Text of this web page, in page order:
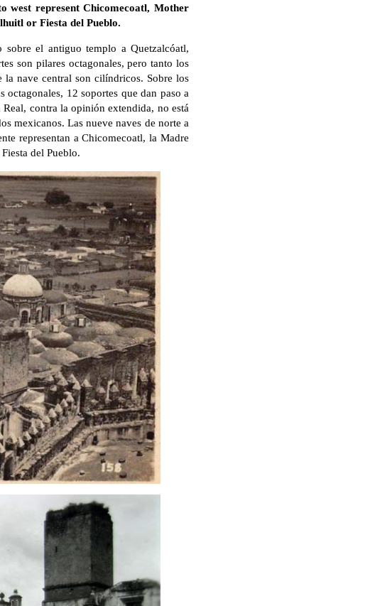
west represent Chicomecoatl, Mother
or Fiesta del Pueblo.
el antiguo templo a Quetzalcóatl,
son pilares octagonales, pero tanto los
la nave central son cilíndricos. Sobre los
12 soportes que dan paso a
contra la opinión extendida, no está
mexicanos. Las nueve naves de norte a
representan a Chicomecoatl, la Madre
del Pueblo.